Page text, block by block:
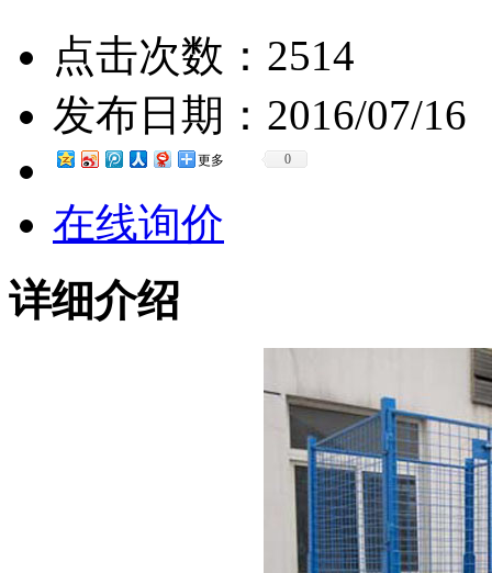
点击次数： 2514
发布日期： 2016/07/16
更多 0
在线询价
详细介绍